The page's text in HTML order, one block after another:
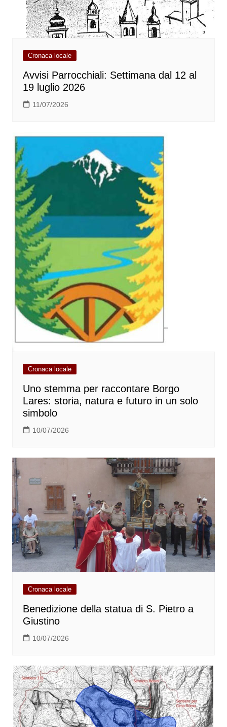
Cronaca locale
Avvisi Parrocchiali: Settimana dal 12 al
19 luglio 2026
11/07/2026
Cronaca locale
Uno stemma per raccontare Borgo
Lares: storia, natura e futuro in un solo
simbolo
10/07/2026
Cronaca locale
Benedizione della statua di S. Pietro a
Giustino
10/07/2026